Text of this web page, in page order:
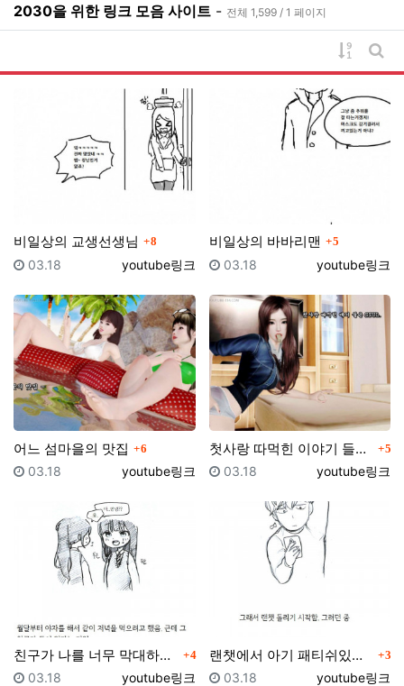
2030을 위한 링크 모음 사이트 - 전체 1,599 / 1 페이지
게시물
게
비일상의 교생선생님 댓글
8
등록자
youtube링크
등록일
03.18
비일상의 바바리맨 댓글
5
등록자
youtube링크
등록일
03.18
어느 섬마을의 맛집 댓글
6
등록자
youtube링크
등록일
03.18
첫사랑 따먹힌 이야기 들은 썰만화 (다른 버전) 댓글
5
등록자
youtube링크
등록일
03.18
친구가 나를 너무 막대하는 썰만화 댓글
4
등록자
youtube링크
등록일
03.18
랜챗에서 아기 패티쉬있는 여자 만난 썰만화 댓글
3
등록자
youtube링크
등록일
03.18